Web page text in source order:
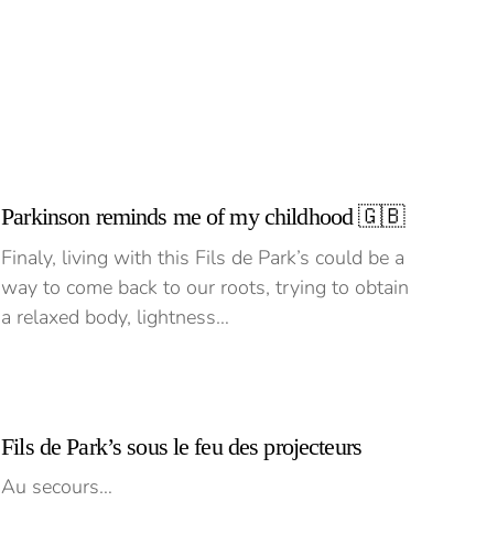
Parkinson reminds me of my childhood 🇬🇧
Finaly, living with this Fils de Park’s could be a
way to come back to our roots, trying to obtain
a relaxed body, lightness…
Fils de Park’s sous le feu des projecteurs
Au secours…